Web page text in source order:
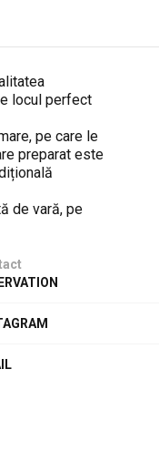
locul perfect
pe care le
preparat este
de vară, pe